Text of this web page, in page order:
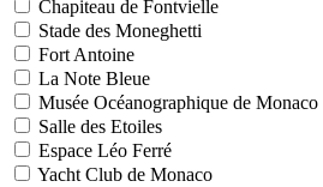
Chapiteau de Fontvielle
Stade des Moneghetti
Fort Antoine
La Note Bleue
Musée Océanographique de Monaco
Salle des Etoiles
Espace Léo Ferré
Yacht Club de Monaco